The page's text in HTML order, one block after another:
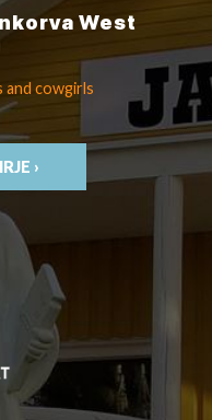
West
and cowgirls
›